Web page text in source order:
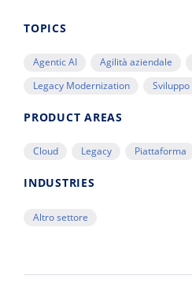
TOPICS
Agentic AI Agilità aziendale
Legacy Modernization
PRODUCT AREAS
Cloud Legacy Piattaforma
INDUSTRIES
Altro settore